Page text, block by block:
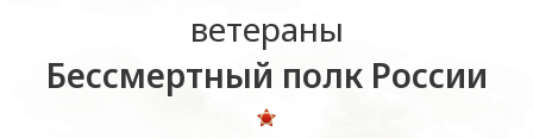
ветераны
Бессмертный полк России